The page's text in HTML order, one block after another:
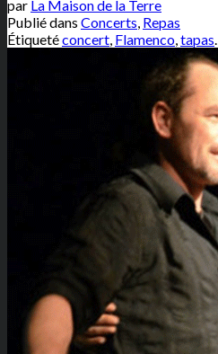
par La Maison de la Terre
Publié dans Concerts, Repas
Étiquetéconcert, Flamenco,tapas.